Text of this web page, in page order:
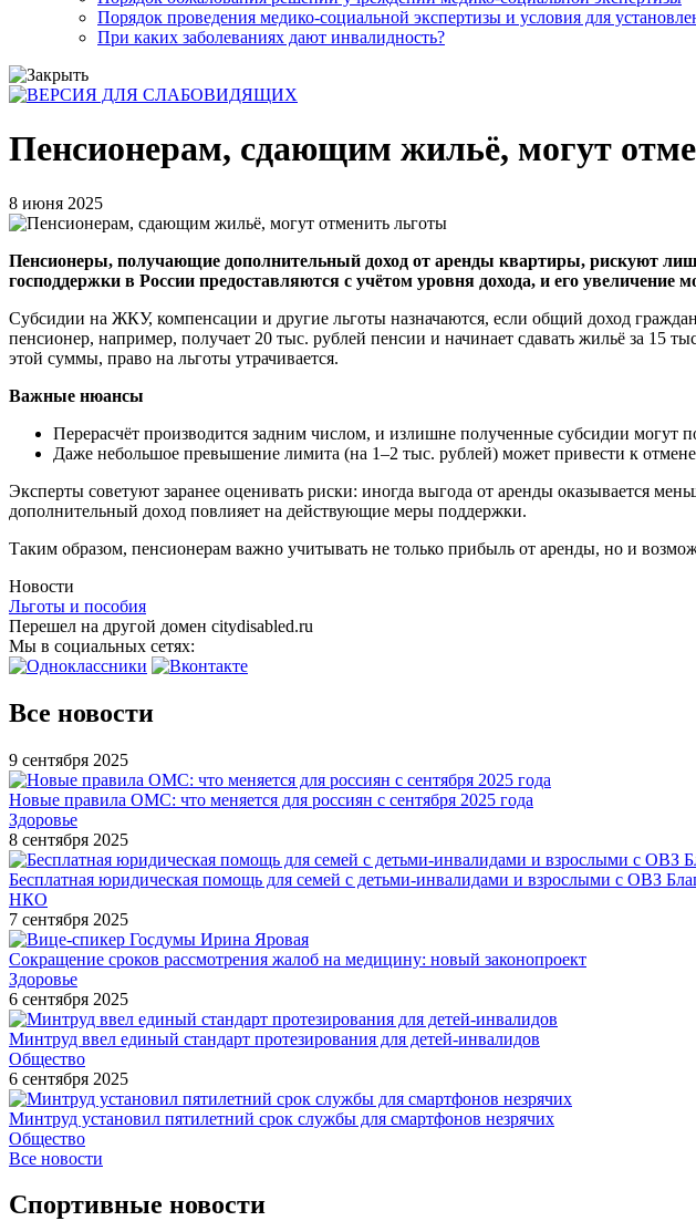
Порядок проведения медико-социальной экспертизы и условия для
При каких заболеваниях дают инвалидность?
Пенсионерам, сдающим жильё, могут
8 июня 2025
Пенсионеры, получающие дополнительный доход от аренды квартиры, рискуют
господдержки в России предоставляются с учётом уровня дохода, и его увеличение
Субсидии на ЖКУ, компенсации и другие льготы назначаются, если общий доход
пенсионер, например, получает 20 тыс. рублей пенсии и начинает сдавать жильё за 15
этой суммы, право на льготы утрачивается.
Важные нюансы
Перерасчёт производится задним числом, и излишне полученные субсидии могут
Даже небольшое превышение лимита (на 1–2 тыс. рублей) может привести к
Эксперты советуют заранее оценивать риски: иногда выгода от аренды оказывается
дополнительный доход повлияет на действующие меры поддержки.
Таким образом, пенсионерам важно учитывать не только прибыль от аренды, но и
Новости
Льготы и пособия
Перешел на другой домен citydisabled.ru
Мы в социальных сетях:
Все новости
9 сентября 2025
Новые правила ОМС: что меняется для россиян с сентября 2025 года
Здоровье
8 сентября 2025
Бесплатная юридическая помощь для семей с детьми-инвалидами и взрослыми с ОВЗ
НКО
7 сентября 2025
Сокращение сроков рассмотрения жалоб на медицину: новый законопроект
Здоровье
6 сентября 2025
Минтруд ввел единый стандарт протезирования для детей-инвалидов
Общество
6 сентября 2025
Минтруд установил пятилетний срок службы для смартфонов незрячих
Общество
Все новости
Спортивные новости